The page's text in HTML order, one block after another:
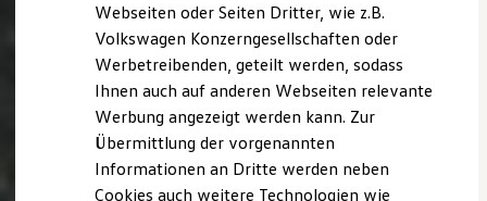
Volkswagen Kollektion
R-Kollektion
GTI Kollektion
Fußball Drop
we drive football
#wedriveproud
Besitzer und Service
myVolkswagen
Software Updates
Service und Ersatzteile
Webseiten oder Seiten Dritter, wie z.B.
Volkswagen Konzerngesellschaften oder
Werbetreibenden, geteilt werden, sodass
Ihnen auch auf anderen Webseiten relevante
Werbung angezeigt werden kann. Zur
Übermittlung der vorgenannten
Informationen an Dritte werden neben
Cookies auch weitere Technologien wie